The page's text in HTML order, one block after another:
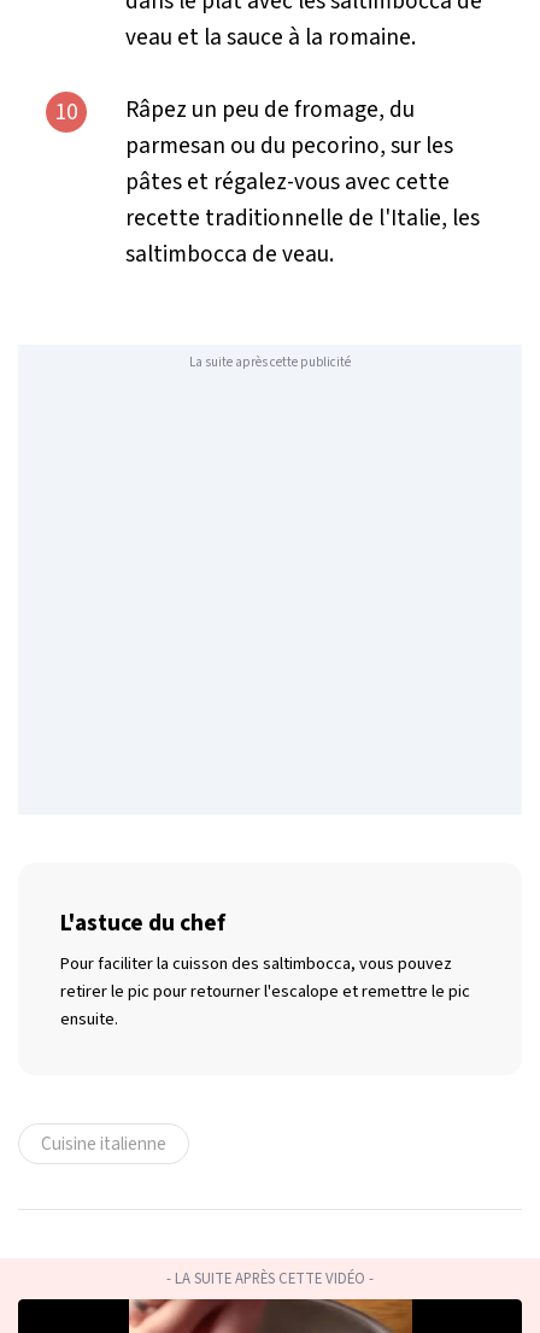
veau et la sauce à la romaine.
10
Râpez un peu de fromage, du
parmesan ou du pecorino, sur les
pâtes et régalez-vous avec cette
recette traditionnelle de l'Italie, les
saltimbocca de veau.
La suite après cette publicité
L'astuce du chef
Pour faciliter la cuisson des saltimbocca, vous pouvez
retirer le pic pour retourner l'escalope et remettre le pic
ensuite.
Cuisine italienne
- LA SUITE APRÈS CETTE VIDÉO -